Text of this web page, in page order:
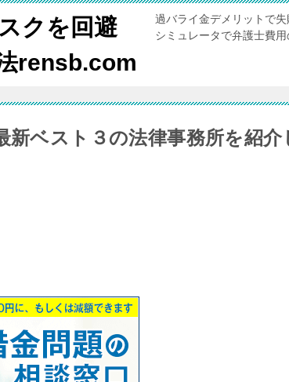
クを回避
rensb.com
過バライ金デメリットで
シミュレータで弁護士費
ベスト３の法律事務所を紹介